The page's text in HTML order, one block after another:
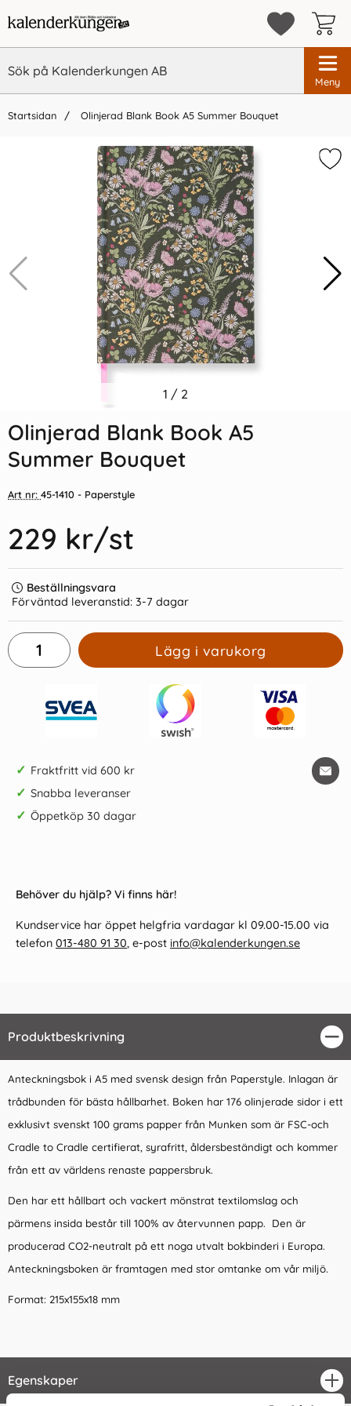
Meny
Startsidan Olinjerad Blank Book A5 Summer Bouquet
Vi rekommenderar
55 kr/st 209 kr/st
1 / 2
Olinjerad Blank Book A5
Summer Bouquet
Art nr: 45-1410 - Paperstyle
229 kr/st
Beställningsvara
Förväntad leveranstid: 3-7 dagar
Lägg i varukorg
✓ Fraktfritt vid 600 kr
✓ Snabba leveranser
✓ Öppetköp 30 dagar
Behöver du hjälp? Vi finns här!
Kundservice har öppet helgfria vardagar kl 09.00-15.00 via
telefon 013-480 91 30, e-post info@kalenderkungen.se
Produktbeskrivning
Anteckningsbok i A5 med svensk design från Paperstyle. Inlagan är
trådbunden för bästa hållbarhet. Boken har 176 olinjerade sidor i ett
exklusivt svenskt 100 grams papper från Munken som är FSC-och
Cradle to Cradle certifierat, syrafritt, åldersbeständigt och kommer
från ett av världens renaste pappersbruk.
Den har ett hållbart och vackert mönstrat textilomslag och
pärmens insida består till 100% av återvunnen papp. Den är
producerad CO2-neutralt på ett noga utvalt bokbinderi i Europa.
Anteckningsboken är framtagen med stor omtanke om vår miljö.
Format: 215x155x18 mm
Egenskaper